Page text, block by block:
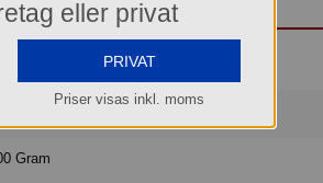
Arla Ko
Gram
eller privat
PRIVAT
Priser visas inkl. moms